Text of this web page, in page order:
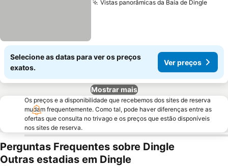
Vistas panorâmicas da Baía de DingleVer
Selecione as datas para ver os preços
exatos.
Ver preços
Mostrar mais
Os preços e a disponibilidade que recebemos dos sites de reserva
mudam frequentemente. Como tal, pode haver diferenças entre as
ofertas que consulta no trivago e os preços que estão disponíveis
nos sites de reserva.
Perguntas Frequentes sobre Dingle
Outras estadias em Dingle